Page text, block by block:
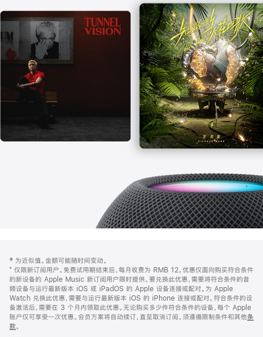
口
中
打
开)
页
页
脚
注
‡ 为近似值。金额可能随时间变动。
⁺ 仅限新订阅用户。免费试用期结束后，每月收费为 RMB 12。优惠仅面向购买符合条件
的新设备的 Apple Music 新订阅用户限时提供。要兑换此优惠，需要将符合条件的音
频设备与运行最新版本 iOS 或 iPadOS 的 Apple 设备连接或配对。为 Apple
Watch 兑换此优惠，需要与运行最新版本 iOS 的 iPhone 连接或配对。符合条件的设
备激活后，需要在 3 个月内领取此优惠。无论购买多少件符合条件的设备，每个 Apple
账户仅可享受一次优惠。会员方案将自动续订，直至取消订阅。须遵循限制条件和其他条
款。